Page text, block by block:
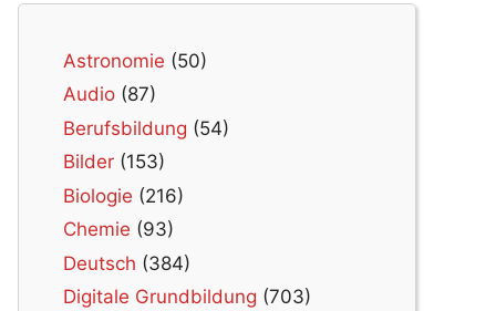
Astronomie (50)
Audio (87)
Berufsbildung (54)
Bilder (153)
Biologie (216)
Chemie (93)
Deutsch (384)
Digitale Grundbildung (703)